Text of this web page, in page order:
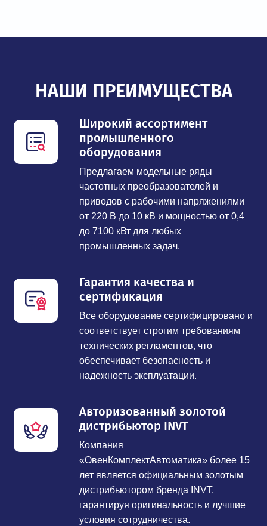
НАШИ ПРЕИМУЩЕСТВА
Широкий ассортимент
промышленного
оборудования
Предлагаем модельные ряды
частотных преобразователей и
приводов с рабочими напряжениями
от 220 В до 10 кВ и мощностью от 0,4
до 7100 кВт для любых
промышленных задач.
Гарантия качества и
сертификация
Все оборудование сертифицировано и
соответствует строгим требованиям
технических регламентов, что
обеспечивает безопасность и
надежность эксплуатации.
Авторизованный золотой
дистрибьютор INVT
Компания
«ОвенКомплектАвтоматика» более 15
лет является официальным золотым
дистрибьютором бренда INVT,
гарантируя оригинальность и лучшие
условия сотрудничества.